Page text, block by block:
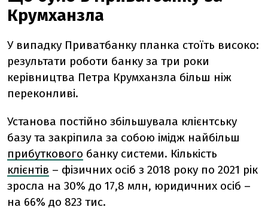
Крумханзла
У випадку Приватбанку планка стоїть високо:
результати роботи банку за три роки
керівництва Петра Крумханзла більш ніж
переконливі.
Установа постійно збільшувала клієнтську
базу та закріпила за собою імідж найбільш
прибуткового банку системи. Кількість
клієнтів – фізичних осіб з 2018 року по 2021 рік
зросла на 30% до 17,8 млн, юридичних осіб –
на 66% до 823 тис.